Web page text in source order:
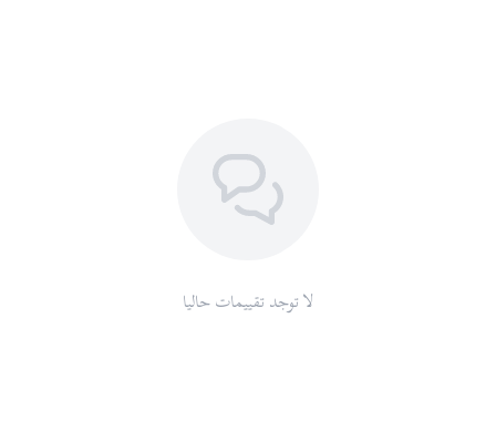
لا توجد تقييمات حاليا